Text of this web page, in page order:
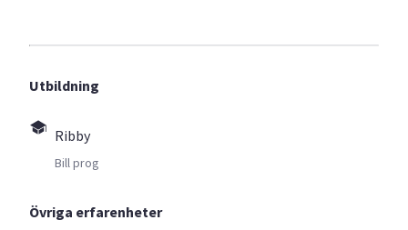
Utbildning
Ribby
Bill prog
Övriga erfarenheter